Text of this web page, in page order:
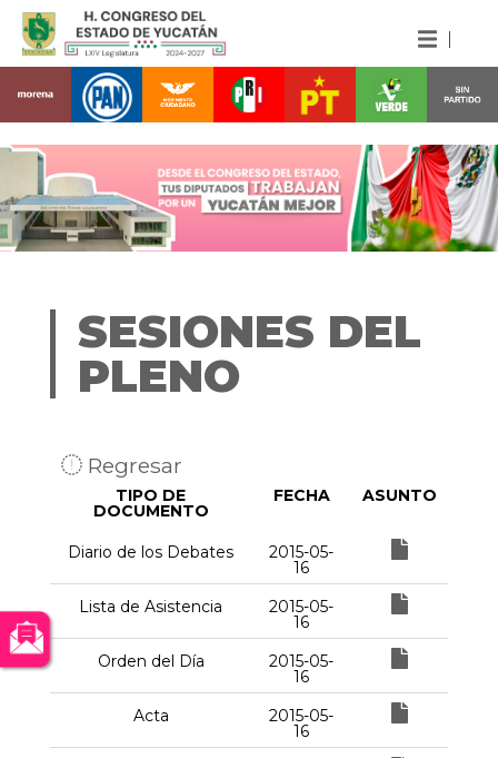
SESIONES DEL
PLENO
Regresar
TIPO DE
DOCUMENTO
FECHA ASUNTO
Diario de los Debates 2015-05-
16
Lista de Asistencia
2015-05-
16
Orden del Día
2015-05-
16
Acta
2015-05-
16